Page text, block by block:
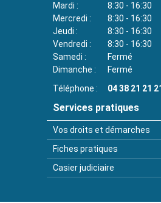
Mardi
8:30 - 16:30
Mercredi
8:30 - 16:30
Jeudi
8:30 - 16:30
Vendredi
8:30 - 16:30
Samedi
Fermé
Dimanche
Fermé
Téléphone
04 38 21 21
Services pratiques
Vos droits et démarches
Fiches pratiques
Casier judiciaire